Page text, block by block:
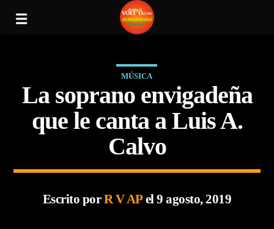
MÚSICA
La soprano envigadeña
que le canta a Luis A.
Calvo
Escrito porR V APel 9 agosto, 2019